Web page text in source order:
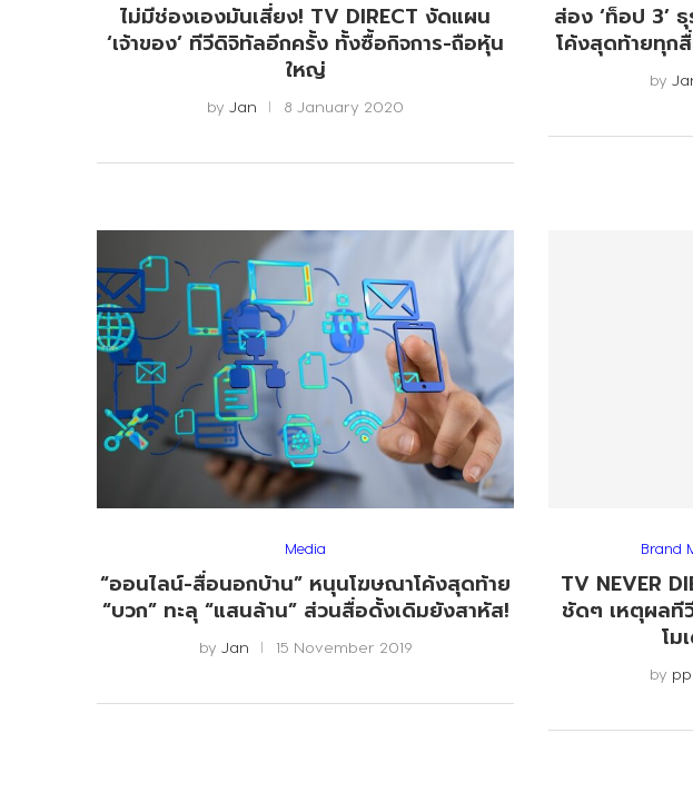
ไม่มีช่องเองมันเสี่ยง! TV DIRECT งัดแผน
‘เจ้าของ’ ทีวีดิจิทัลอีกครั้ง ทั้งซื้อกิจการ-ถือหุ้น
ใหญ่
byJan 8 January 2020
ส่อง ‘ท็อป 3’
โค้งสุดท้ายทุก
by
Media
“ออนไลน์-สื่อนอกบ้าน” หนุนโฆษณาโค้งสุดท้าย
“บวก” ทะลุ “แสนล้าน” ส่วนสื่อดั้งเดิมยังสาหัส!
by Jan 15 November 2019
Brand
TV NEVER
ชัดๆ เหตุผลที
โม
by pp